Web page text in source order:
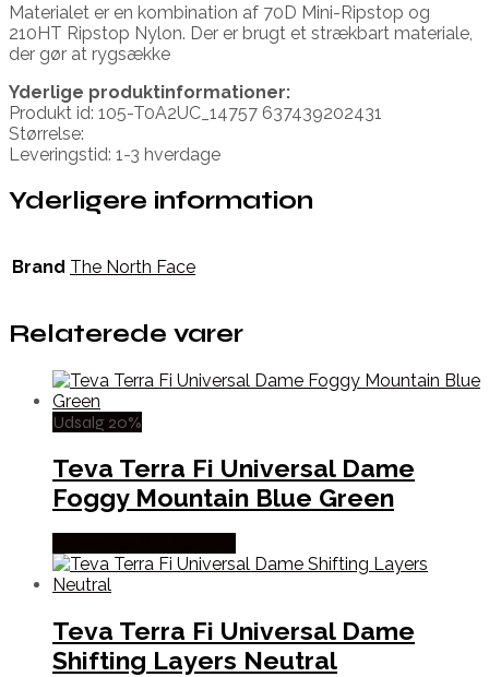
Materialet er en kombination af 70D Mini-Ripstop og
210HT Ripstop Nylon. Der er brugt et strækbart materiale,
der gør at rygsække
Yderlige produktinformationer:
Produkt id: 105-T0A2UC_14757 637439202431
Størrelse:
Leveringstid: 1-3 hverdage
Yderligere information
Brand The North Face
Relaterede varer
Udsalg 20%
Teva Terra Fi Universal Dame
Foggy Mountain Blue Green
Teva Terra Fi Universal Dame
Shifting Layers Neutral